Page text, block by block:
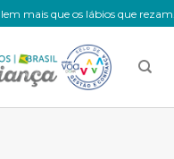
mais que os lábios que